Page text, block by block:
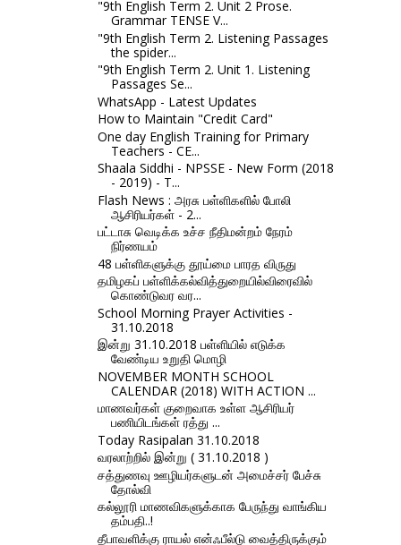
"9th English Term 2. Unit 2 Prose.
Grammar TENSE V...
"9th English Term 2. Listening Passages
the spider...
"9th English Term 2. Unit 1. Listening
Passages Se...
WhatsApp - Latest Updates
How to Maintain "Credit Card"
One day English Training for Primary
Teachers - CE...
Shaala Siddhi - NPSSE - New Form (2018
- 2019) - T...
Flash News : அரசு பள்ளிகளில் போலி
ஆசிரியர்கள் - 2...
பட்டாசு வெடிக்க உச்ச நீதிமன்றம் நேரம்
நிர்ணயம்
48 பள்ளிகளுக்கு தூய்மை பாரத விருது
தமிழகப் பள்ளிக்கல்வித்துறையில்விரைவில்
கொண்டுவர வர...
School Morning Prayer Activities -
31.10.2018
இன்று 31.10.2018 பள்ளியில் எடுக்க
வேண்டிய உறுதி மொழி
NOVEMBER MONTH SCHOOL
CALENDAR (2018) WITH ACTION ...
மாணவர்கள் குறைவாக உள்ள ஆசிரியர்
பணியிடங்கள் ரத்து ...
Today Rasipalan 31.10.2018
வரலாற்றில் இன்று ( 31.10.2018 )
சத்துணவு ஊழியர்களுடன் அமைச்சர் பேச்சு
தோல்வி
கல்லூரி மாணவிகளுக்காக பேருந்து வாங்கிய
தம்பதி..!
தீபாவளிக்கு ராயல் என்ஃபீல்டு வைத்திருக்கும்